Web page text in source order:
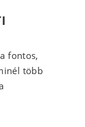
fontos,
több